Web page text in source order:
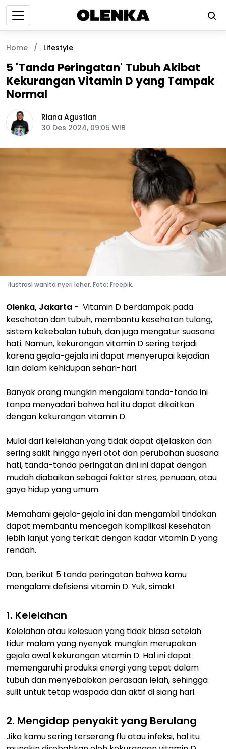
Home / Lifestyle
5 'Tanda Peringatan' Tubuh Akibat
Kekurangan Vitamin D yang Tampak
Normal
Riana Agustian
30 Des 2024, 09:05 WIB
Ilustrasi wanita nyeri leher. Foto: Freepik.
Olenka, Jakarta - Vitamin D berdampak pada
kesehatan dan tubuh, membantu kesehatan tulang,
sistem kekebalan tubuh, dan juga mengatur suasana
hati. Namun, kekurangan vitamin D sering terjadi
karena gejala-gejala ini dapat menyerupai kejadian
lain dalam kehidupan sehari-hari.
Banyak orang mungkin mengalami tanda-tanda ini
tanpa menyadari bahwa hal itu dapat dikaitkan
dengan kekurangan vitamin D.
Mulai dari kelelahan yang tidak dapat dijelaskan dan
sering sakit hingga nyeri otot dan perubahan suasana
hati, tanda-tanda peringatan dini ini dapat dengan
mudah diabaikan sebagai faktor stres, penuaan, atau
gaya hidup yang umum.
Memahami gejala-gejala ini dan mengambil tindakan
dapat membantu mencegah komplikasi kesehatan
lebih lanjut yang terkait dengan kadar vitamin D yang
rendah.
Dan, berikut 5 tanda peringatan bahwa kamu
mengalami defisiensi vitamin D. Yuk, simak!
1. Kelelahan
Kelelahan atau kelesuan yang tidak biasa setelah
tidur malam yang nyenyak mungkin merupakan
gejala awal kekurangan vitamin D. Hal ini dapat
memengaruhi produksi energi yang tepat dalam
tubuh dan menyebabkan perasaan lelah, sehingga
sulit untuk tetap waspada dan aktif di siang hari.
2. Mengidap penyakit yang Berulang
Jika kamu sering terserang flu atau infeksi, hal itu